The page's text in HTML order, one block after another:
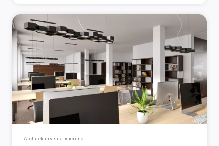
Architekturvisualisierung